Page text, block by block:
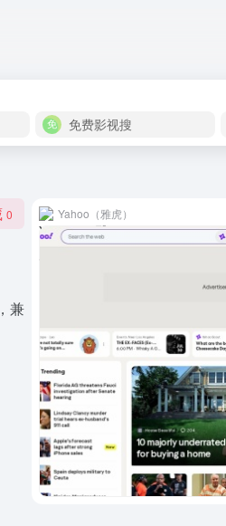
免费影视搜
0
兼
Yahoo（雅虎）